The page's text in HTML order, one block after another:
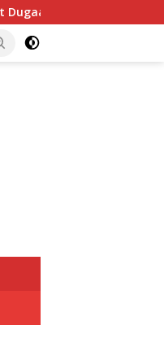
Pajak Daerah TA